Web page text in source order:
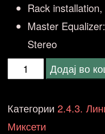
Rack
Master
Stereo
OMNITRONIC
640B
количина
Додај во
Категории 2.4.3.
Миксети